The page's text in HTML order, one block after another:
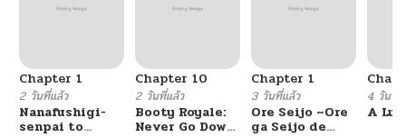
Chapter 1
2 วันที่แล้ว
Nanafushigi-
senpai to
Chapter 10
2 วันที่แล้ว
Booty Royale:
Never Go Down
Chapter 1
3 วันที่แล้ว
Ore Seijo ~Ore
ga Seijo de
4 วันที่
A